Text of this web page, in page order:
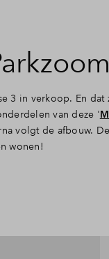
3 in verkoop. En
van deze '
volgt de afbouw.
wonen!